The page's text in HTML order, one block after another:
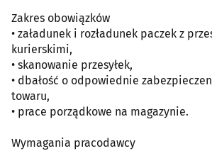
Zakres obowiązków
• załadunek i rozładunek paczek z
kurierskimi,
• skanowanie przesyłek,
• dbałość o odpowiednie
towaru,
• prace porządkowe na magazynie.
Wymagania pracodawcy